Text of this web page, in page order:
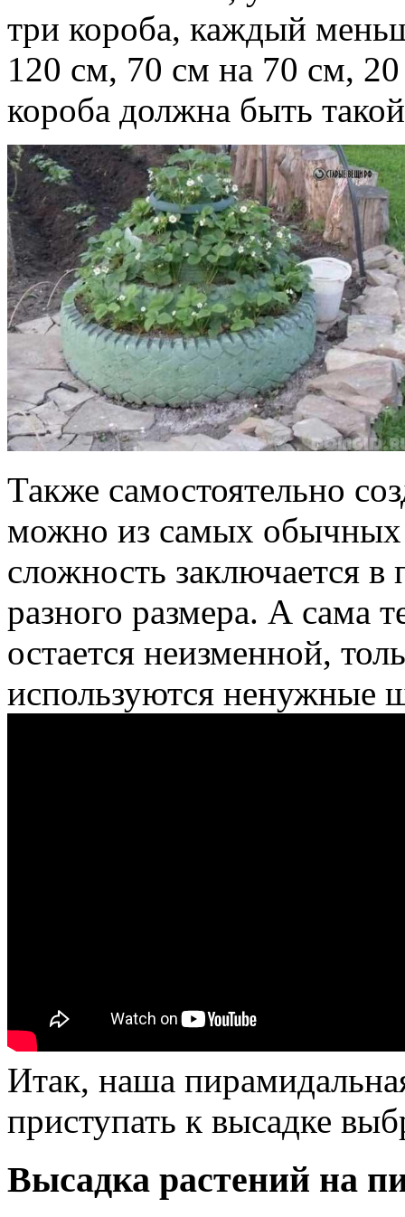
три короба, каждый
120 см, 70 см на 70 см,
короба должна быть
Также самостоятельно
можно из самых
сложность заключается
разного размера. А сама
остается неизменной,
используются ненужные
Итак, наша
приступать к высадке
Высадка растений на